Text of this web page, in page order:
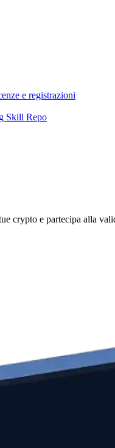
e registrazioni
Skill Repo
crypto e partecipa alla